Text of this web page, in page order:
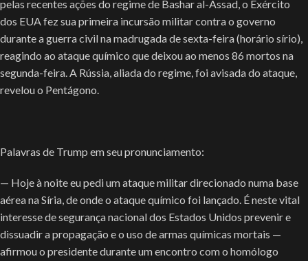
pelas recentes ações do regime de Bashar al-Assad, o Exército
dos EUA fez sua primeira incursão militar contra o governo
durante a guerra civil na madrugada de sexta-feira (horário sírio),
reagindo ao ataque químico que deixou ao menos 86 mortos na
segunda-feira. A Rússia, aliada do regime, foi avisada do ataque,
revelou o Pentágono.
Palavras de Trump em seu pronunciamento:
— Hoje à noite eu pedi um ataque militar direcionado numa base
aérea na Síria, de onde o ataque químico foi lançado. É neste vital
interesse de segurança nacional dos Estados Unidos prevenir e
dissuadir a propagação e o uso de armas químicas mortais —
afirmou o presidente durante um encontro com o homólogo